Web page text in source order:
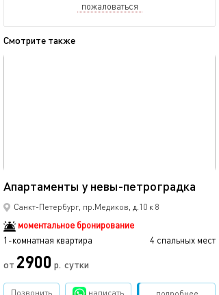
пожаловаться
Смотрите также
Апартаменты у невы-петроградка
Санкт-Петербург, пр.Медиков, д.10 к 8
моментальное бронирование
1-комнатная квартира
4 спальных мест
от 2900 р. сутки
Позвонить написать Забронировать